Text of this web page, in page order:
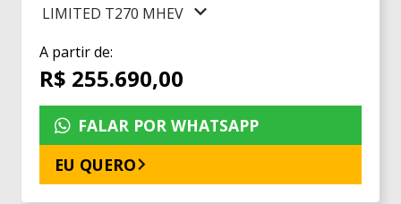
LIMITED T270 MHEV
A partir de:
R$ 255.690,00
FALAR POR WHATSAPP
EU QUERO